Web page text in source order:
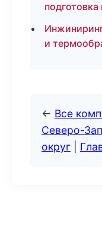
и
← Все
Северо-
округ